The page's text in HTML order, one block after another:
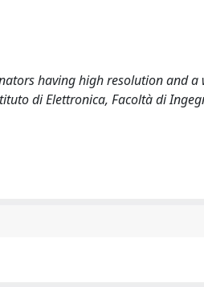
having high resolution and
di Elettronica, Facoltà di